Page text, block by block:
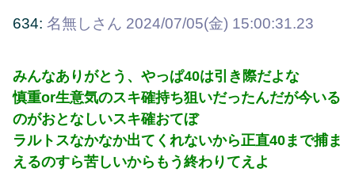
634: 名無しさん 2024/07/05(金) 15:00:31.23
みんなありがとう、やっぱ40は引き際だよな
慎重or生意気のスキ確持ち狙いだったんだが今いる
のがおとなしいスキ確おてぼ
ラルトスなかなか出てくれないから正直40まで捕ま
えるのすら苦しいからもう終わりてえよ